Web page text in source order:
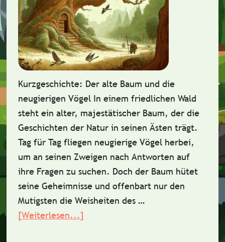
Kurzgeschichte: Der alte Baum und die
neugierigen Vögel In einem friedlichen Wald
steht ein alter, majestätischer Baum, der die
Geschichten der Natur in seinen Ästen trägt.
Tag für Tag fliegen neugierige Vögel herbei,
um an seinen Zweigen nach Antworten auf
ihre Fragen zu suchen. Doch der Baum hütet
seine Geheimnisse und offenbart nur den
Mutigsten die Weisheiten des …
[Weiterlesen...]